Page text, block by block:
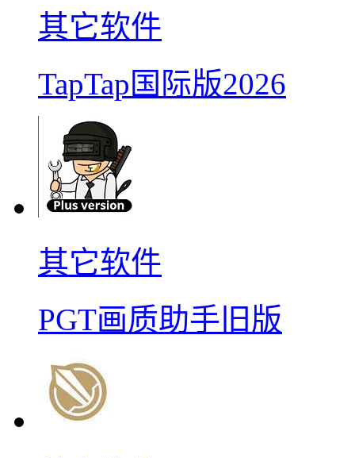
其它软件
TapTap国际版2026
其它软件
PGT画质助手旧版